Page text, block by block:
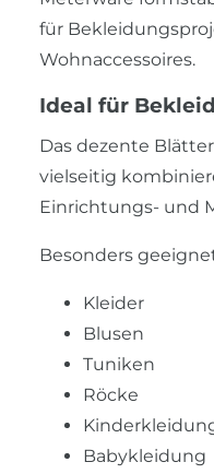
für
Wohnaccessoires.
Ideal für
Das dezente
vielseitig
Einrichtungs- und
Besonders
Kleider
Blusen
Tuniken
Röcke
Babykleidung